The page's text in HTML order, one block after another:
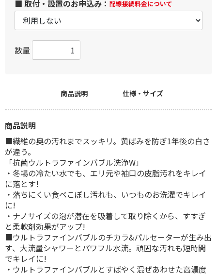
■ 取付・設置のお申込み： 配線接続料金について
数量
商品説明 仕様・サイズ
商品説明
■繊維の奥の汚れまでスッキリ。黄ばみを防ぎ1年後の白さ
が違う。
「抗菌ウルトラファインバブル洗浄W」
・冬場の冷たい水でも、エリ元や袖口の皮脂汚れをキレイ
に落とす!
・落ちにくい食べこぼし汚れも、いつものお洗濯でキレイ
に!
・ナノサイズの泡が潜在を吸着して取り除くから、すすぎ
と柔軟剤効果がアップ!
■ウルトラファインバブルのチカラ&パルセーターが生み出
す、大流量シャワーとパワフル水流。頑固な汚れも短時間
でキレイに!
・ウルトラファインバブルとすばやく混ぜあわせた高濃度